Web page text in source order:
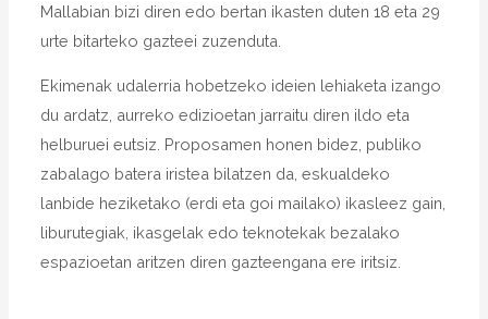
Mallabian bizi diren edo bertan ikasten duten 18 eta 29
urte bitarteko gazteei zuzenduta.
Ekimenak udalerria hobetzeko ideien lehiaketa izango
du ardatz, aurreko edizioetan jarraitu diren ildo eta
helburuei eutsiz. Proposamen honen bidez, publiko
zabalago batera iristea bilatzen da, eskualdeko
lanbide heziketako (erdi eta goi mailako) ikasleez gain,
liburutegiak, ikasgelak edo teknotekak bezalako
espazioetan aritzen diren gazteengana ere iritsiz.